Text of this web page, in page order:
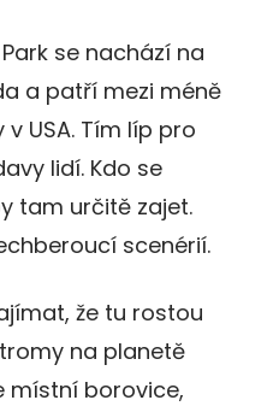
se nachází na
a patří mezi méně
USA. Tím líp pro
lidí. Kdo se
tam určitě zajet.
scenérií.
že tu rostou
na planetě
místní borovice,